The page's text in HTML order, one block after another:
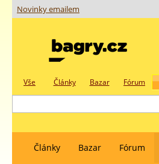
Novinky emailem
Vše Články Bazar Fórum
Články Bazar Fórum